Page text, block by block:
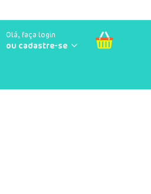
Olá, faça login